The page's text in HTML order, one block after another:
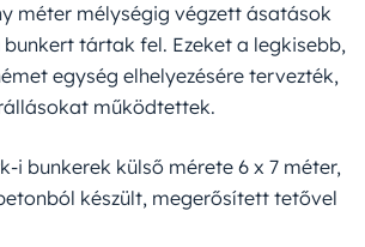
méter mélységig végzett ásatások
tártak fel. Ezeket a legkisebb,
egység elhelyezésére tervezték,
működtettek.
i bunkerek külső mérete 6 x 7 méter,
készült, megerősített tetővel